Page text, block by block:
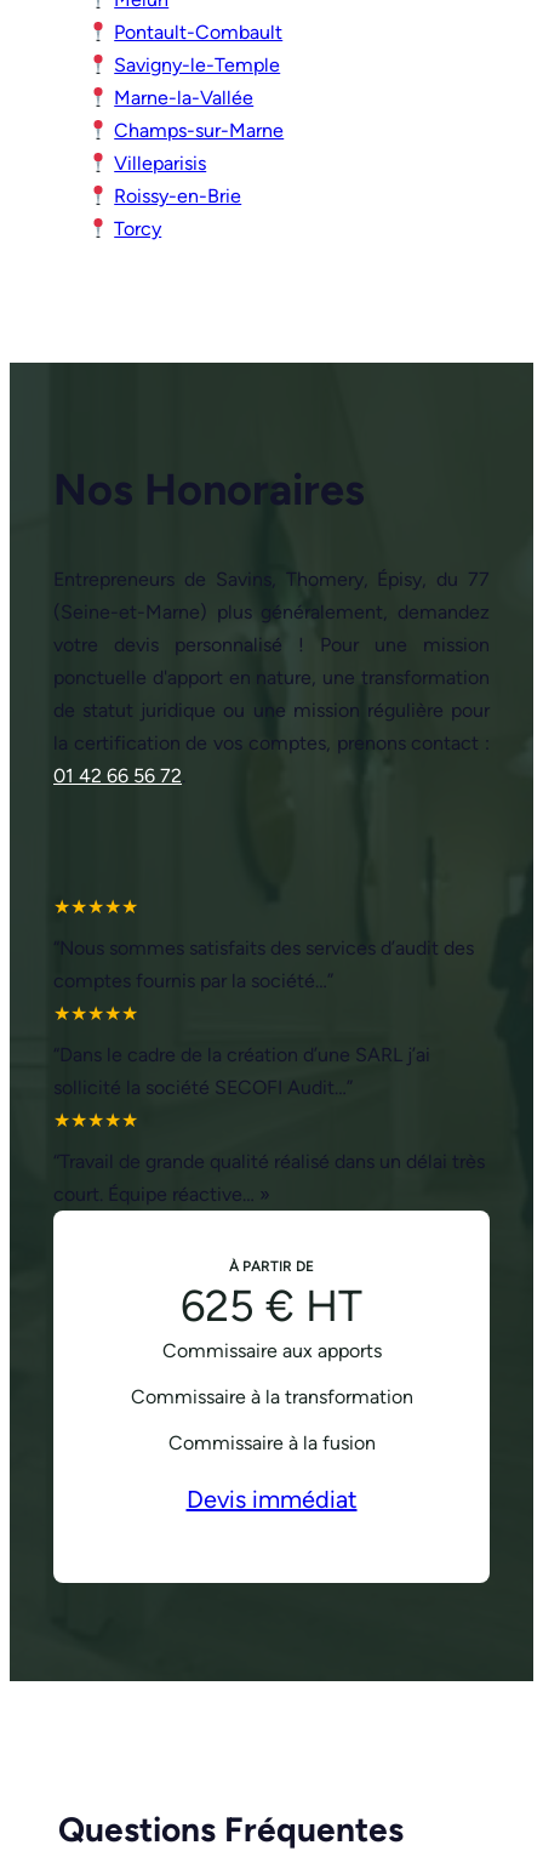
Pontault-Combault
Savigny-le-Temple
Marne-la-Vallée
Champs-sur-Marne
Villeparisis
Roissy-en-Brie
Torcy
Nos Honoraires
Entrepreneurs de Savins, Thomery, Épisy, du 77
(Seine-et-Marne) plus généralement, demandez
votre devis personnalisé ! Pour une mission
ponctuelle d'apport en nature, une transformation
de statut juridique ou une mission régulière pour
la certification de vos comptes, prenons contact :
01 42 66 56 72.
★★★★★
“Nous sommes satisfaits des services d’audit des
comptes fournis par la société…”
★★★★★
“Dans le cadre de la création d’une SARL j’ai
sollicité la société SECOFI Audit…”
★★★★★
“Travail de grande qualité réalisé dans un délai très
court. Équipe réactive… »
À PARTIR DE
625 € HT
Commissaire aux apports
Commissaire à la transformation
Commissaire à la fusion
Devis immédiat
Questions Fréquentes